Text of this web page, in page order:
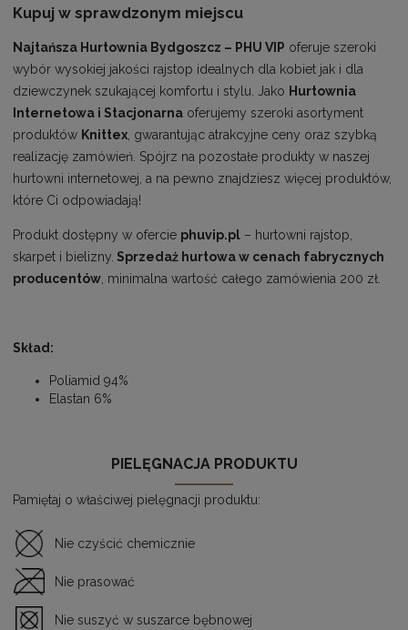
Kupuj w sprawdzonym miejscu
Najtańsza Hurtownia Bydgoszcz – PHU VIP oferuje szeroki
wybór wysokiej jakości rajstop idealnych dla kobiet jak i dla
dziewczynek szukającej komfortu i stylu. Jako Hurtownia
Internetowa i Stacjonarna oferujemy szeroki asortyment
produktów Knittex, gwarantując atrakcyjne ceny oraz szybką
realizację zamówień. Spójrz na pozostałe produkty w naszej
hurtowni internetowej, a na pewno znajdziesz więcej produktów,
które Ci odpowiadają!
Produkt dostępny w ofercie phuvip.pl – hurtowni rajstop,
skarpet i bielizny. Sprzedaż hurtowa w cenach fabrycznych
producentów, minimalna wartość całego zamówienia 200 zł.
Skład:
Poliamid 94%
Elastan 6%
PIELĘGNACJA PRODUKTU
Pamiętaj o właściwej pielęgnacji produktu:
Nie czyścić chemicznie
Nie prasować
Nie suszyć w suszarce bębnowej